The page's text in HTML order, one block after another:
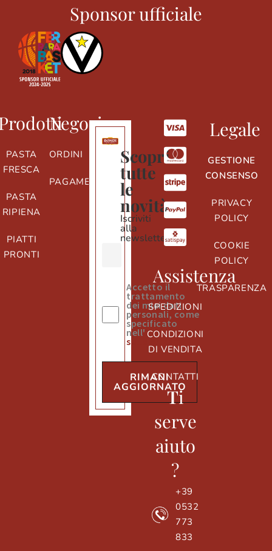
Sponsor ufficiale
PASTA
FRESCA
PASTA
RIPIENA
PIATTI
PRONTI
Negozio
ORDINI
PAGAMENTI
Scopri
tutte
le
novità
Iscriviti
alla
newsletter
Accetto il
trattamento
dei miei dati
personali, come
specificato
nell' informativa
sulla privacy
RIMANI
AGGIORNATO
Assistenza
SPEDIZIONI
CONDIZIONI
DI VENDITA
CONTATTI
Ti
serve
aiuto
?
+39
0532
773
833
Legale
GESTIONE
CONSENSO
PRIVACY
POLICY
COOKIE
POLICY
TRASPARENZA